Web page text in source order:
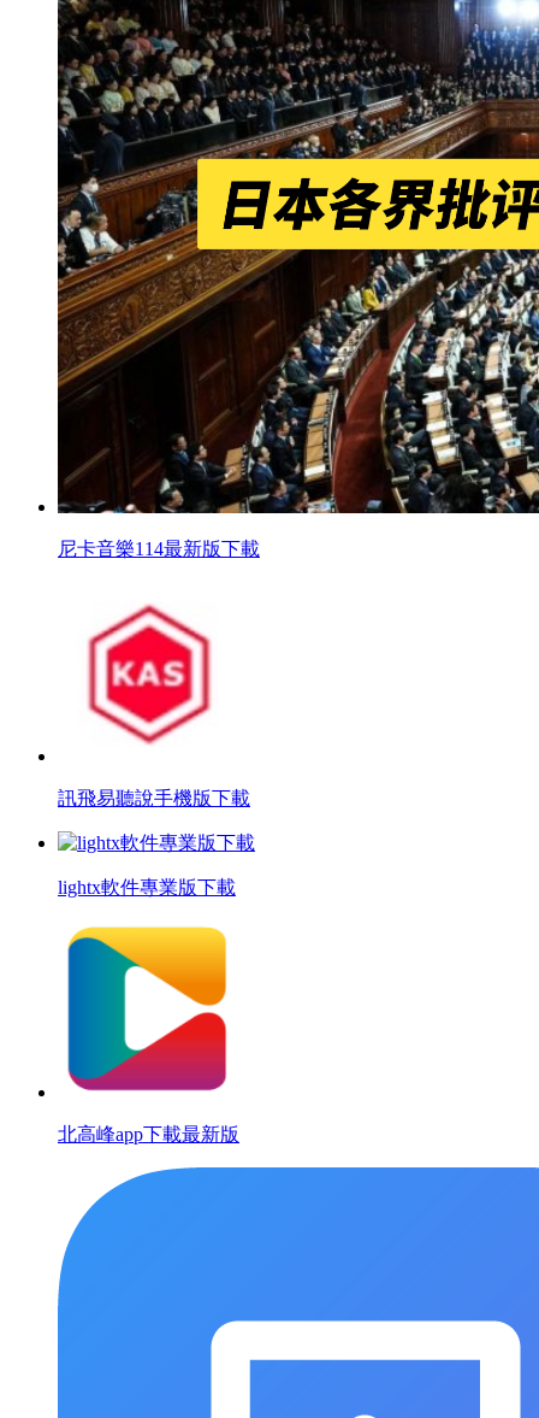
尼卡音樂114最新版下載
訊飛易聽說手機版下載
lightx軟件專業版下載
北高峰app下載最新版